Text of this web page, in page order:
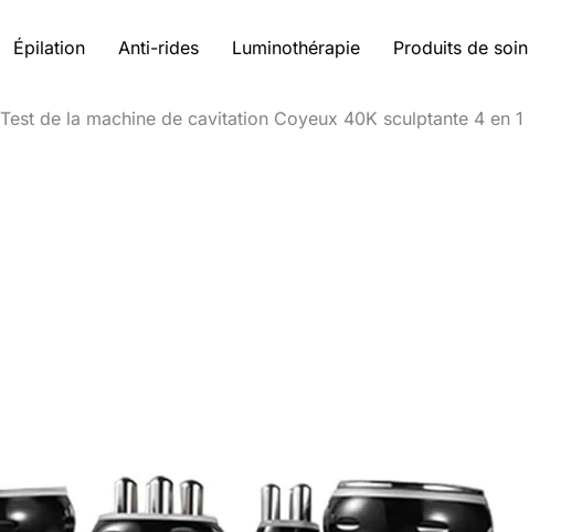
Épilation Anti-rides Luminothérapie Produits de soin
Test de la machine de cavitation Coyeux 40K sculptante 4 en 1